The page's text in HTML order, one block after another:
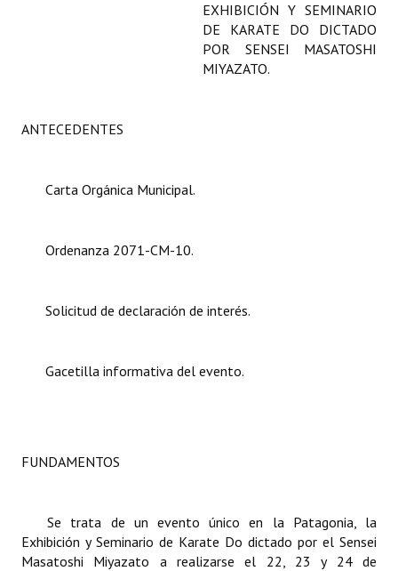
Organigrama
Proyectos Presentados
Actas de Audiencias Públicas
EXHIBICIÓN Y SEMINARIO
DE KARATE DO DICTADO
POR SENSEI MASATOSHI
MIYAZATO.
ANTECEDENTES
Carta Orgánica Municipal.
Ordenanza 2071-CM-10.
Solicitud de declaración de interés.
Gacetilla informativa del evento.
FUNDAMENTOS
Se trata de un evento único en la Patagonia, la
Exhibición y Seminario de Karate Do dictado por el Sensei
Masatoshi Miyazato a realizarse el 22, 23 y 24 de